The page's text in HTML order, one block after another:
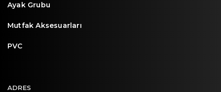
Ayak Grubu
Mutfak Aksesuarları
PVC
ADRES